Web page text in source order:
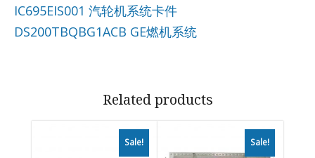
IC695EIS001 汽轮机系统卡件
DS200TBQBG1ACB GE燃机系统
Related products
Sale! Sale!